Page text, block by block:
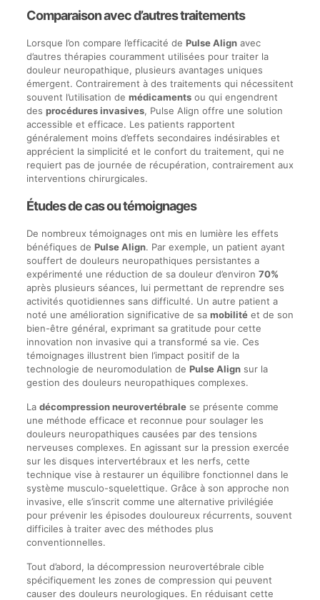
Comparaison avec d’autres traitements
Lorsque l’on compare l’efficacité de Pulse Alignavec
d’autres thérapies couramment utilisées pour traiter la
douleur neuropathique, plusieurs avantages uniques
émergent. Contrairement à des traitements qui nécessitent
souvent l’utilisation de médicamentsou qui engendrent
des procédures invasives, Pulse Align offre une solution
accessible et efficace. Les patients rapportent
généralement moins d’effets secondaires indésirables et
apprécient la simplicité et le confort du traitement, qui ne
requiert pas de journée de récupération, contrairement aux
interventions chirurgicales.
Études de cas ou témoignages
De nombreux témoignages ont mis en lumière les effets
bénéfiques de Pulse Align. Par exemple, un patient ayant
souffert de douleurs neuropathiques persistantes a
expérimenté une réduction de sa douleur d’environ 70%
après plusieurs séances, lui permettant de reprendre ses
activités quotidiennes sans difficulté. Un autre patient a
noté une amélioration significative de sa mobilitéet de son
bien-être général, exprimant sa gratitude pour cette
innovation non invasive qui a transformé sa vie. Ces
témoignages illustrent bien l’impact positif de la
technologie de neuromodulation de Pulse Alignsur la
gestion des douleurs neuropathiques complexes.
La décompression neurovertébralese présente comme
une méthode efficace et reconnue pour soulager les
douleurs neuropathiques causées par des tensions
nerveuses complexes. En agissant sur la pression exercée
sur les disques intervertébraux et les nerfs, cette
technique vise à restaurer un équilibre fonctionnel dans le
système musculo-squelettique. Grâce à son approche non
invasive, elle s’inscrit comme une alternative privilégiée
pour prévenir les épisodes douloureux récurrents, souvent
difficiles à traiter avec des méthodes plus
conventionnelles.
Tout d’abord, la décompression neurovertébrale cible
spécifiquement les zones de compression qui peuvent
causer des douleurs neurologiques. En réduisant cette